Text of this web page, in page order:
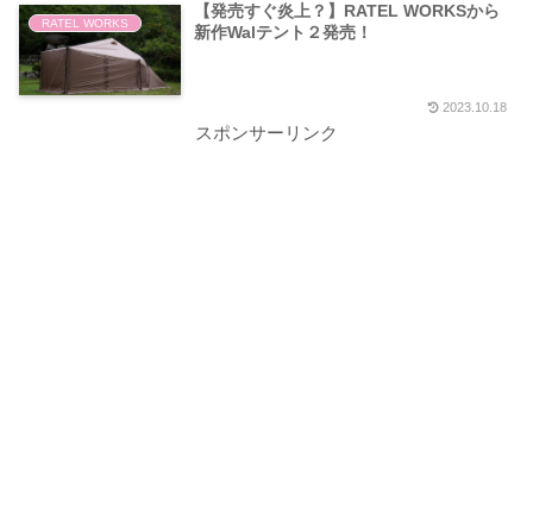
RATEL WORKS
【発売すぐ炎上？】RATEL WORKSから
新作Walテント２発売！
2023.10.18
スポンサーリンク